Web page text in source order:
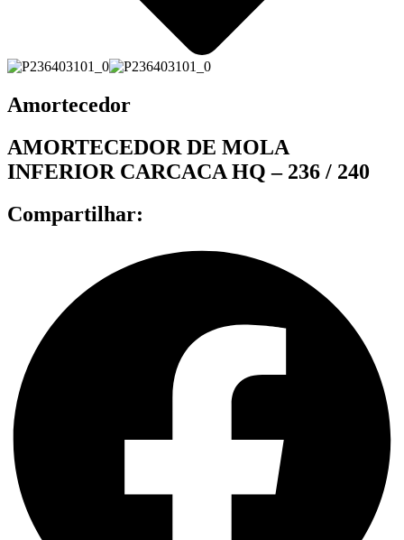
Amortecedor
AMORTECEDOR DE MOLA
INFERIOR CARCACA HQ – 236 / 240
Compartilhar: